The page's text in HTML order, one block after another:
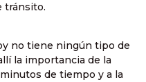
tránsito.
no tiene ningún tipo de
la importancia de la
de tiempo y a la